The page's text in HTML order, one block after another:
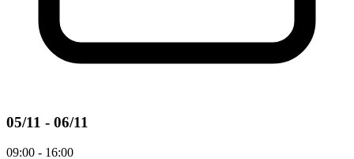
05/11 - 06/11
09:00 - 16:00